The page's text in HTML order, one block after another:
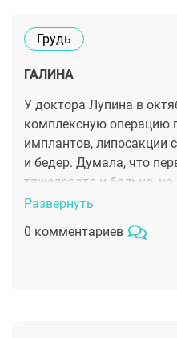
Грудь
ГАЛИНА
У доктора Лупина в
комплексную операцию
имплантов, липосакции
и бедер. Думала, что
тяжеловато и больно, но
прекрасное
медсестёр. Через 2 дня
Развернуть
0 комментариев